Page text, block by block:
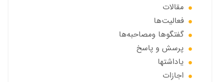
مقالات
فعالیت‌ها
گفتگوها ومصاحبه‌ها
پرسش و پاسخ
یاداشتها
اجازات